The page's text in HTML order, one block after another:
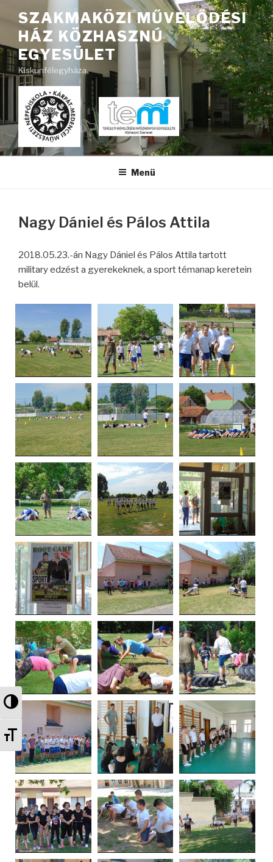
Nagy kontraszt váltása
Betűméret váltása
Tartalomhoz
SZAKMAKÖZI MŰVELŐDÉSI
HÁZ KÖZHASZNÚ
EGYESÜLET
Kiskunfélegyháza
Menü
Nagy Dániel és Pálos Attila
2018.05.23.-án Nagy Dániel és Pálos Attila tartott
military edzést a gyerekeknek, a sport témanap keretein
belül.